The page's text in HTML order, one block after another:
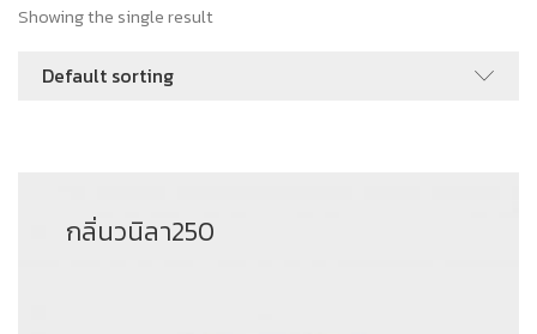
Showing the single result
Default sorting
กลิ่นวนิลา250